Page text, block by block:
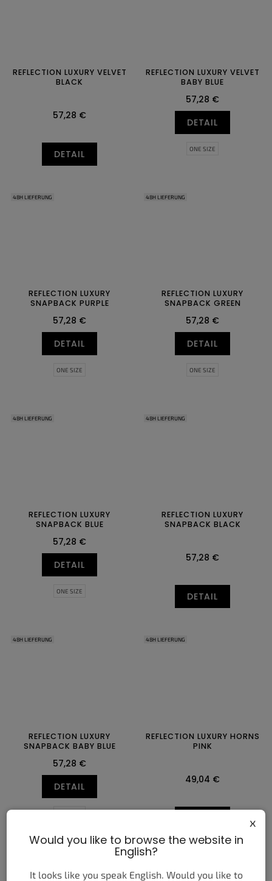
REFLECTION LUXURY VELVET
BLACK
57,28 €
DETAIL
REFLECTION LUXURY VELVET
BABY BLUE
57,28 €
DETAIL
ONE SIZE
48H LIEFERUNG
REFLECTION LUXURY
SNAPBACK PURPLE
57,28 €
DETAIL
ONE SIZE
48H LIEFERUNG
REFLECTION LUXURY
SNAPBACK GREEN
57,28 €
DETAIL
ONE SIZE
48H LIEFERUNG
REFLECTION LUXURY
SNAPBACK BLUE
57,28 €
DETAIL
ONE SIZE
48H LIEFERUNG
REFLECTION LUXURY
SNAPBACK BLACK
57,28 €
DETAIL
48H LIEFERUNG
REFLECTION LUXURY
SNAPBACK BABY BLUE
57,28 €
DETAIL
48H LIEFERUNG
REFLECTION LUXURY HORNS
PINK
49,04 €
Would you like to browse the website in
English?
x
It looks like you speak English. Would you like to